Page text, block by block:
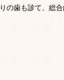
の歯も診て、総